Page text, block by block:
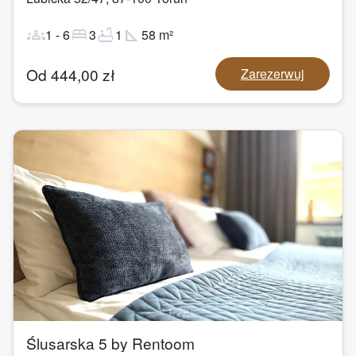
groups1 -6bed3bathtub1 square_foot 58 m²
Od 444,00 zł Zarezerwuj
1/22
Ślusarska 5 by Rentoom